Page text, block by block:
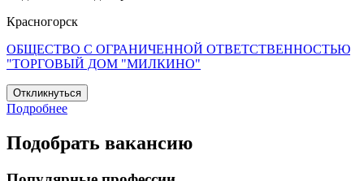
Красногорск
ОБЩЕСТВО С ОГРАНИЧЕННОЙ ОТВЕТСТВЕННОСТЬЮ
"ТОРГОВЫЙ ДОМ "МИЛКИНО"
Откликнуться
Подробнее
Подобрать вакансию